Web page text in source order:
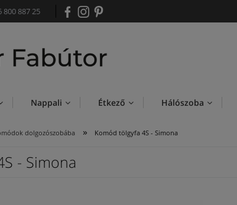
800 887 25
Nappali Étkező Hálószoba
dolgozószobába » Komód tölgyfa 4S - Simona
- Simona